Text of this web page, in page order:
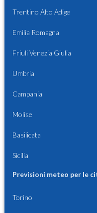
Trentino Alto Adige
Emilia Romagna
Friuli Venezia Giulia
Umbria
Campania
Molise
Basilicata
Sicilia
Previsioni meteo per le
Torino